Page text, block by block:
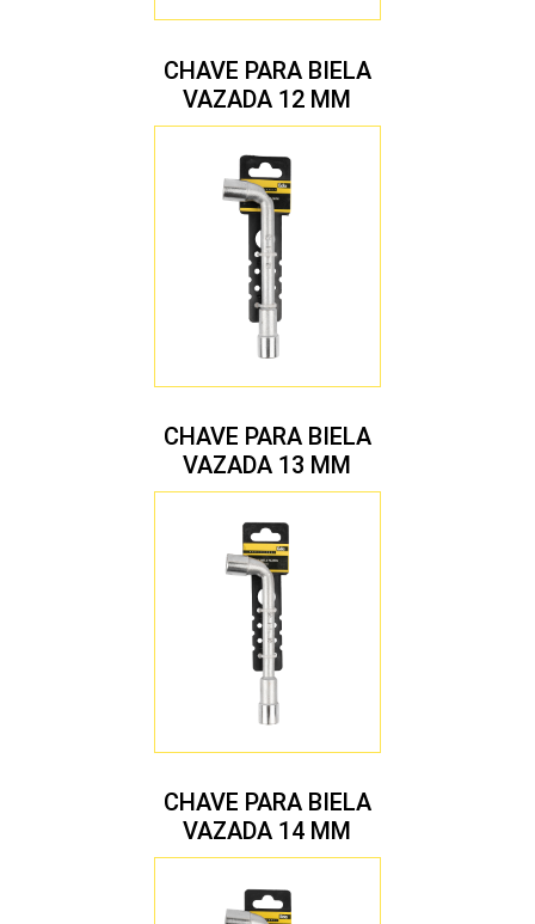
CHAVE PARA BIELA
VAZADA 12 MM
CHAVE PARA BIELA
VAZADA 13 MM
CHAVE PARA BIELA
VAZADA 14 MM